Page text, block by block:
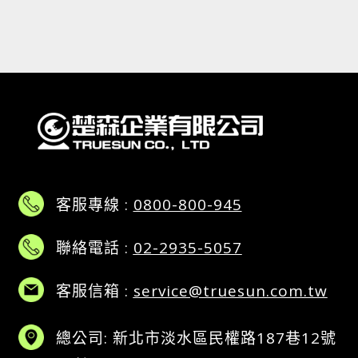
客服專線 : 0800-800-945
聯絡電話 : 02-2935-5057
客服信箱 : service@truesun.com.tw
總公司: 新北市淡水區民權路187巷12號